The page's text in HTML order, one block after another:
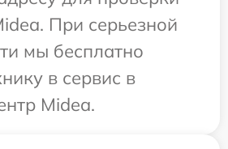
При серьезной
мы бесплатно
в сервис в
Midea.